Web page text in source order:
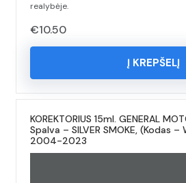
realybėje.
€10.50
Į KREPŠELĮ
KOREKTORIUS 15ml. GENERAL
Spalva – SILVER SMOKE, (Kodas –
2004-2023